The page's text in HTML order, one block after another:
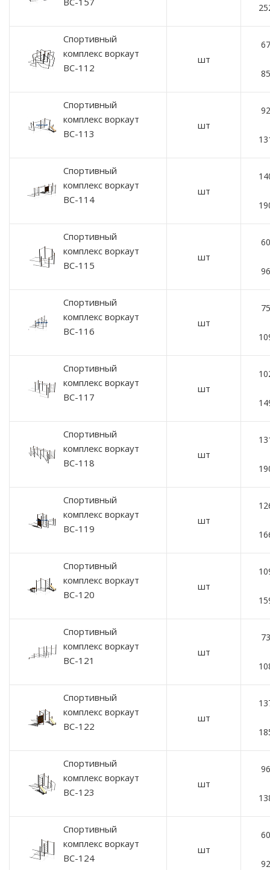
Спортивный
комплекс воркаут
ВС-112
шт
Спортивный
комплекс воркаут
ВС-113
шт
Спортивный
комплекс воркаут
ВС-114
шт
Спортивный
комплекс воркаут
ВС-115
шт
Спортивный
комплекс воркаут
ВС-116
шт
Спортивный
комплекс воркаут
ВС-117
шт
Спортивный
комплекс воркаут
ВС-118
шт
Спортивный
комплекс воркаут
ВС-119
шт
Спортивный
комплекс воркаут
ВС-120
шт
Спортивный
комплекс воркаут
ВС-121
шт
Спортивный
комплекс воркаут
ВС-122
шт
Спортивный
комплекс воркаут
ВС-123
шт
Спортивный
комплекс воркаут
ВС-124
шт